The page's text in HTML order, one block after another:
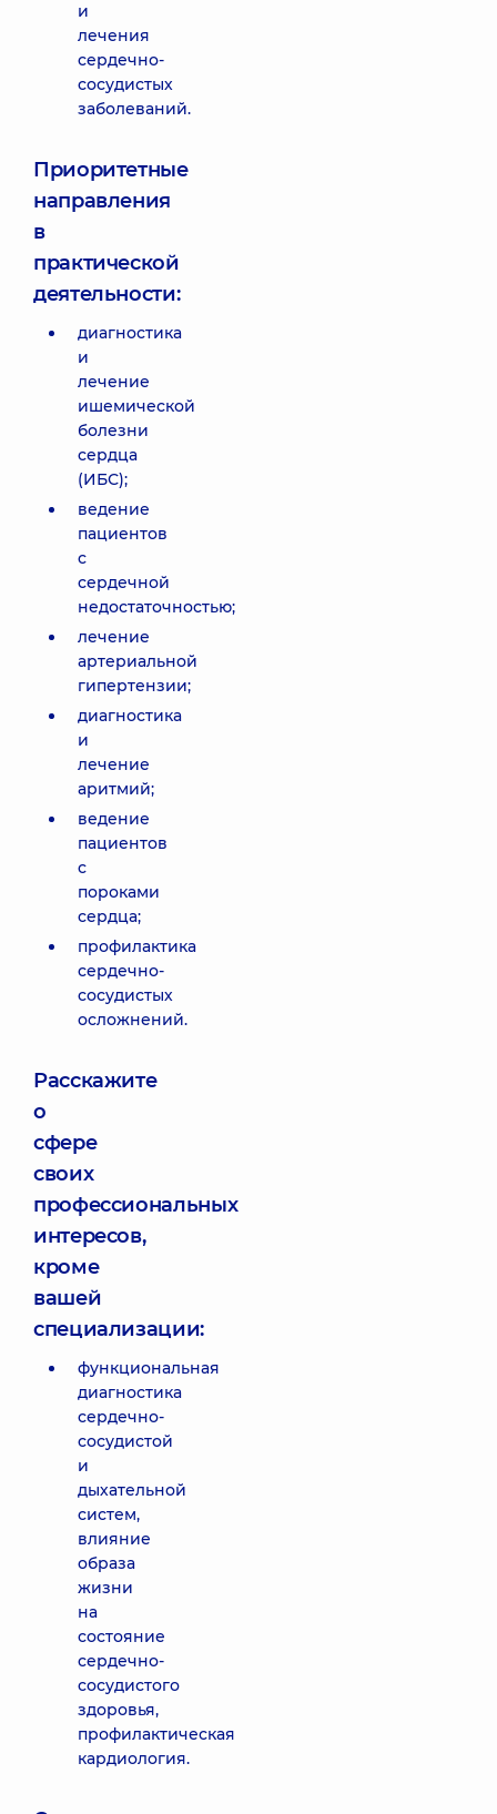
и
лечения
сердечно-
сосудистых
заболеваний.
Приоритетные
направления
в
практической
деятельности:
диагностика
и
лечение
ишемической
болезни
сердца
(ИБС);
ведение
пациентов
с
сердечной
недостаточностью;
лечение
артериальной
гипертензии;
диагностика
и
лечение
аритмий;
ведение
пациентов
с
пороками
сердца;
профилактика
сердечно-
сосудистых
осложнений.
Расскажите
о
сфере
своих
профессиональных
интересов,
кроме
вашей
специализации:
функциональная
диагностика
сердечно-
сосудистой
и
дыхательной
систем,
влияние
образа
жизни
на
состояние
сердечно-
сосудистого
здоровья,
профилактическая
кардиология.